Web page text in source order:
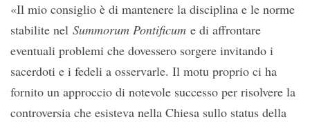
«Il mio consiglio è di mantenere la disciplina e le norme
stabilite nel Summorum Pontificum e di affrontare
eventuali problemi che dovessero sorgere invitando i
sacerdoti e i fedeli a osservarle. Il motu proprio ci ha
fornito un approccio di notevole successo per risolvere la
controversia che esisteva nella Chiesa sullo status della